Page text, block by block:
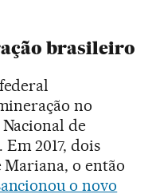
brasileiro
no
de
2017, dois
Mariana, o então
o novo